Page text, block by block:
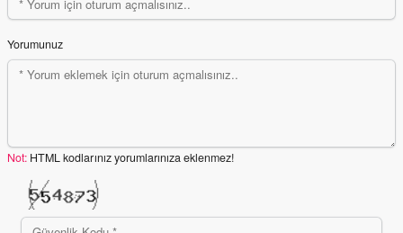
Yorumunuz
Not: HTML kodlarınız yorumlarınıza eklenmez!